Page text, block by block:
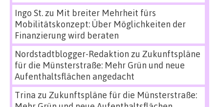
Ingo St.zu Mit breiter Mehrheit fürs
Mobilitätskonzept: Über Möglichkeiten der
Finanzierung wird beraten
Nordstadtblogger-Redaktion zu Zukunftspläne
für die Münsterstraße: Mehr Grün und neue
Aufenthaltsflächen angedacht
Trina zu Zukunftspläne für die Münsterstraße: